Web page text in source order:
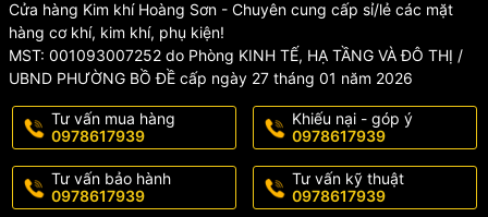
đảm bảo mang đến cho khách hàng trải nghiệm tốt nhất về sản
phẩm và dịch vụ
- Sản phẩm được kiểm tra kĩ càng trước khi gửi đến tay khách
- Sản phẩm có sẵn, đóng gói cẩn thận, giao hàng nhanh
- Sản phẩm được đổi trả 1-1 miễn phí nếu có lỗi từ nhà sản xuất
trong vòng 3 ngày
Cửa hàng Kim khí Hoàng Sơn - Chuyên cung cấp sỉ/lẻ các mặt
hàng cơ khí, kim khí, phụ kiện!
MST: 001093007252 do Phòng KINH TẾ, HẠ TẦNG VÀ ĐÔ THỊ /
UBND PHƯỜNG BỒ ĐỀ cấp ngày 27 tháng 01 năm 2026
Tư vấn mua hàng
0978617939
Khiếu nại - góp ý
0978617939
Tư vấn bảo hành
0978617939
Tư vấn kỹ thuật
0978617939